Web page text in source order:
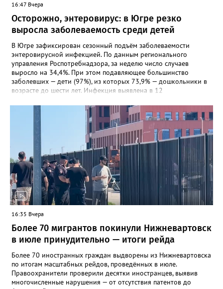
16:47 Вчера
Осторожно, энтеровирус: в Югре резко
выросла заболеваемость среди детей
В Югре зафиксирован сезонный подъём заболеваемости
энтеровирусной инфекцией. По данным регионального
управления Роспотребнадзора, за неделю число случаев
выросло на 34,4%. При этом подавляющее большинство
заболевших — дети (97%), из которых 73,9% — дошкольники в
возрасте до шести лет. Инфекция выявлена в 12
Нижневартовск, Мегион, Нягань, Лангепас, Радужный, а также
Нижневартовский, Октябрьский, Советский, Сургутский и
Ханты-Мансийский районы. В большинстве случаев болезнь
проявляется в виде высыпаний на слизистой рта и
конечностях. На долю энтеровирусного менингита приходится
5,6% случаев. Лабораторные исследования подтвердили
циркуляцию нескольких типов вирусов Коксаки и эховирусов.
Специалисты напоминают о важности соблюдения правил
личной гигиены и рекомендуют при первых симптомах
обращаться к врачу.
16:35 Вчера
Более 70 мигрантов покинули Нижневартовск
в июле принудительно — итоги рейда
Более 70 иностранных граждан выдворены из Нижневартовска
по итогам масштабных рейдов, проведённых в июле.
Правоохранители проверили десятки иностранцев, выявив
многочисленные нарушения — от отсутствия патентов до